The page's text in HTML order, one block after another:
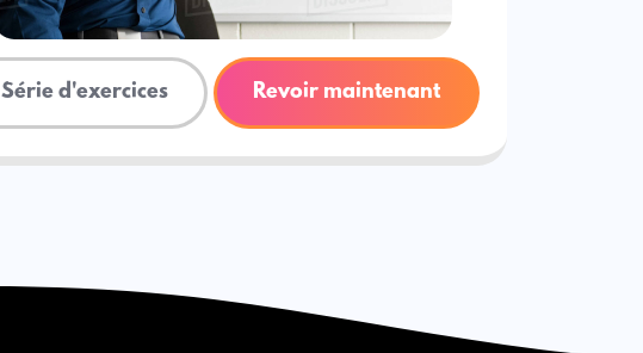
Série d'exercices Revoir maintenant